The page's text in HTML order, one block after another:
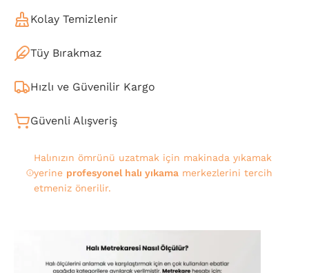
Kolay Temizlenir
Tüy Bırakmaz
Hızlı ve Güvenilir Kargo
Güvenli Alışveriş
Halınızın ömrünü uzatmak için makinada yıkamak
yerine profesyonel halı yıkamamerkezlerini tercih
etmeniz önerilir.